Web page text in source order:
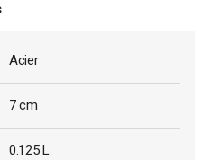
Acier
7 cm
0.125 L